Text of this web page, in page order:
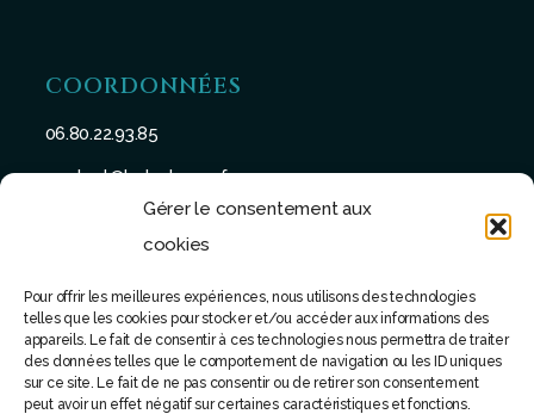
Gérer le consentement aux
cookies
Pour offrir les meilleures expériences, nous utilisons des technologies
telles que les cookies pour stocker et/ou accéder aux informations des
appareils. Le fait de consentir à ces technologies nous permettra de traiter
des données telles que le comportement de navigation ou les ID uniques
sur ce site. Le fait de ne pas consentir ou de retirer son consentement
peut avoir un effet négatif sur certaines caractéristiques et fonctions.
COORDONNÉES
06.80.22.93.85
contact@batu-taman.fr
SUIVEZ-NOUS